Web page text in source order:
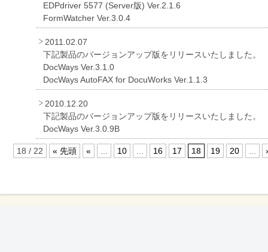
EDPdriver 5577 (Server版) Ver.2.1.6
FormWatcher Ver.3.0.4
2011.02.07
下記製品のバージョンアップ版をリリースいたしました。
DocWays Ver.3.1.0
DocWays AutoFAX for DocuWorks Ver.1.1.3
2010.12.20
下記製品のバージョンアップ版をリリースいたしました。
DocWays Ver.3.0.9B
18 / 22 « 先頭 « 10 16 17 18 19 20